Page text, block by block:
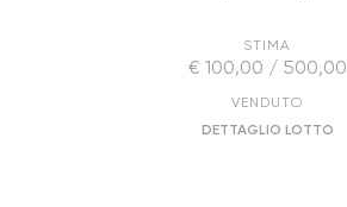
STIMA
€ 100,00 / 500,00
VENDUTO
DETTAGLIO LOTTO